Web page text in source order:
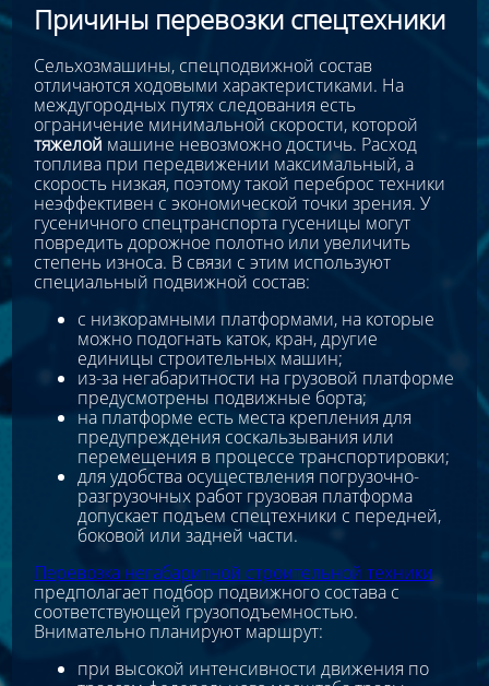
Причины перевозки спецтехники
Сельхозмашины, спецподвижной состав
отличаются ходовыми характеристиками. На
междугородных путях следования есть
ограничение минимальной скорости, которой
тяжелой машине невозможно достичь. Расход
топлива при передвижении максимальный, а
скорость низкая, поэтому такой переброс техники
неэффективен с экономической точки зрения. У
гусеничного спецтранспорта гусеницы могут
повредить дорожное полотно или увеличить
степень износа. В связи с этим используют
специальный подвижной состав:
с низкорамными платформами, на которые
можно подогнать каток, кран, другие
единицы строительных машин;
из-за негабаритности на грузовой платформе
предусмотрены подвижные борта;
на платформе есть места крепления для
предупреждения соскальзывания или
перемещения в процессе транспортировки;
для удобства осуществления погрузочно-
разгрузочных работ грузовая платформа
допускает подъем спецтехники с передней,
боковой или задней части.
Перевозка негабаритной строительной техники
предполагает подбор подвижного состава с
соответствующей грузоподъемностью.
Внимательно планируют маршрут:
при высокой интенсивности движения по